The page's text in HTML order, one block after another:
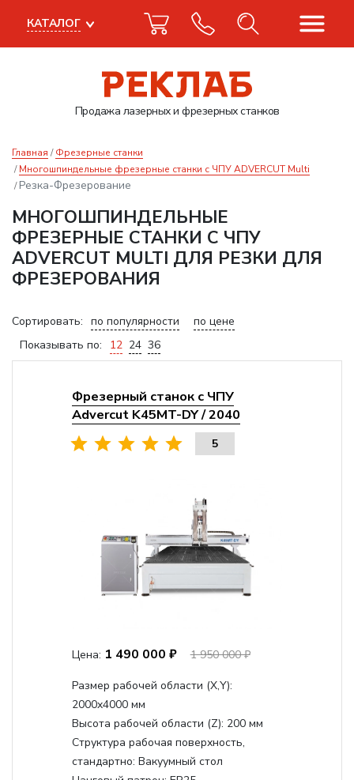
Продажа лазерныхи фрезерных станков
КАТАЛОГ
Главная
Фрезерные станки
Многошпиндельные фрезерные станки с ЧПУ ADVERCUT Multi
Резка-Фрезерование
МНОГОШПИНДЕЛЬНЫЕ
ФРЕЗЕРНЫЕ СТАНКИ С ЧПУ
ADVERCUT MULTI ДЛЯ РЕЗКИ ДЛЯ
ФРЕЗЕРОВАНИЯ
Сортировать: по популярности
по цене
Показывать по:
12 24 36
Фрезерный станок с ЧПУ
Advercut K45MT-DY / 2040
5
Цена: 1 490 000 ₽ 1 950 000 ₽
Размер рабочей области (Х,Y):
2000x4000 мм
Высота рабочей области (Z): 200 мм
Структура рабочая поверхность,
стандартно: Вакуумный стол